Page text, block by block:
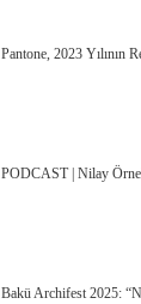
Pantone, 2023 Yılının
PODCAST | Nilay
Bakü Archifest 2025: